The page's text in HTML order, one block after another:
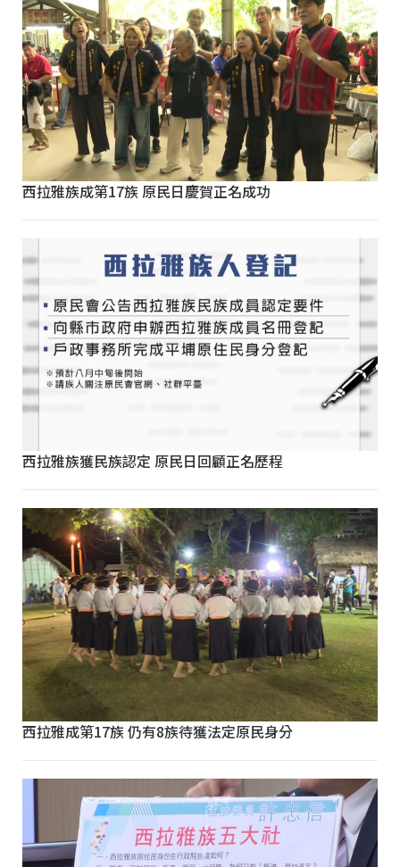
西拉雅族成第17族 原民日慶賀正名成功
西拉雅族獲民族認定 原民日回顧正名歷程
西拉雅成第17族 仍有8族待獲法定原民身分